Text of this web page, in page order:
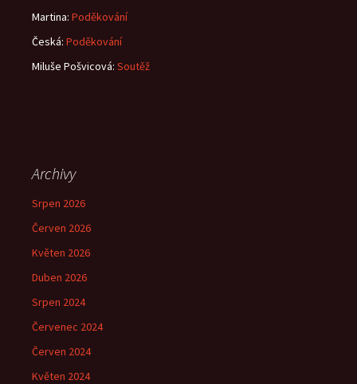
Martina: Poděkování
Česká: Poděkování
Miluše Pošvicová: Soutěž
Archivy
Srpen 2026
Červen 2026
Květen 2026
Duben 2026
Srpen 2024
Červenec 2024
Červen 2024
Květen 2024